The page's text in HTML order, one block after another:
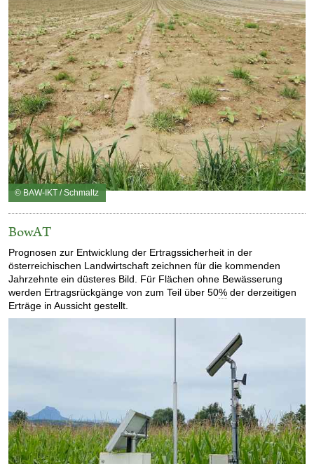
© BAW-IKT / Schmaltz
BowAT
Prognosen zur Entwicklung der Ertragssicherheit in der
österreichischen Landwirtschaft zeichnen für die kommenden
Jahrzehnte ein düsteres Bild. Für Flächen ohne Bewässerung
werden Ertragsrückgänge von zum Teil über 50%der derzeitigen
Erträge in Aussicht gestellt.